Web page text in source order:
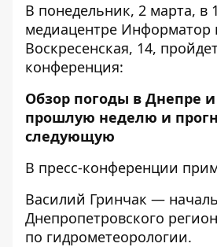
В понедельник, 2 марта, в
медиацентре Информатор
Воскресенская, 14,
конференция:
Обзор погоды в Днепре и
прошлую неделю и
следующую
В пресс-конференции
Василий Гринчак —
Днепропетровского
по гидрометеорологии.